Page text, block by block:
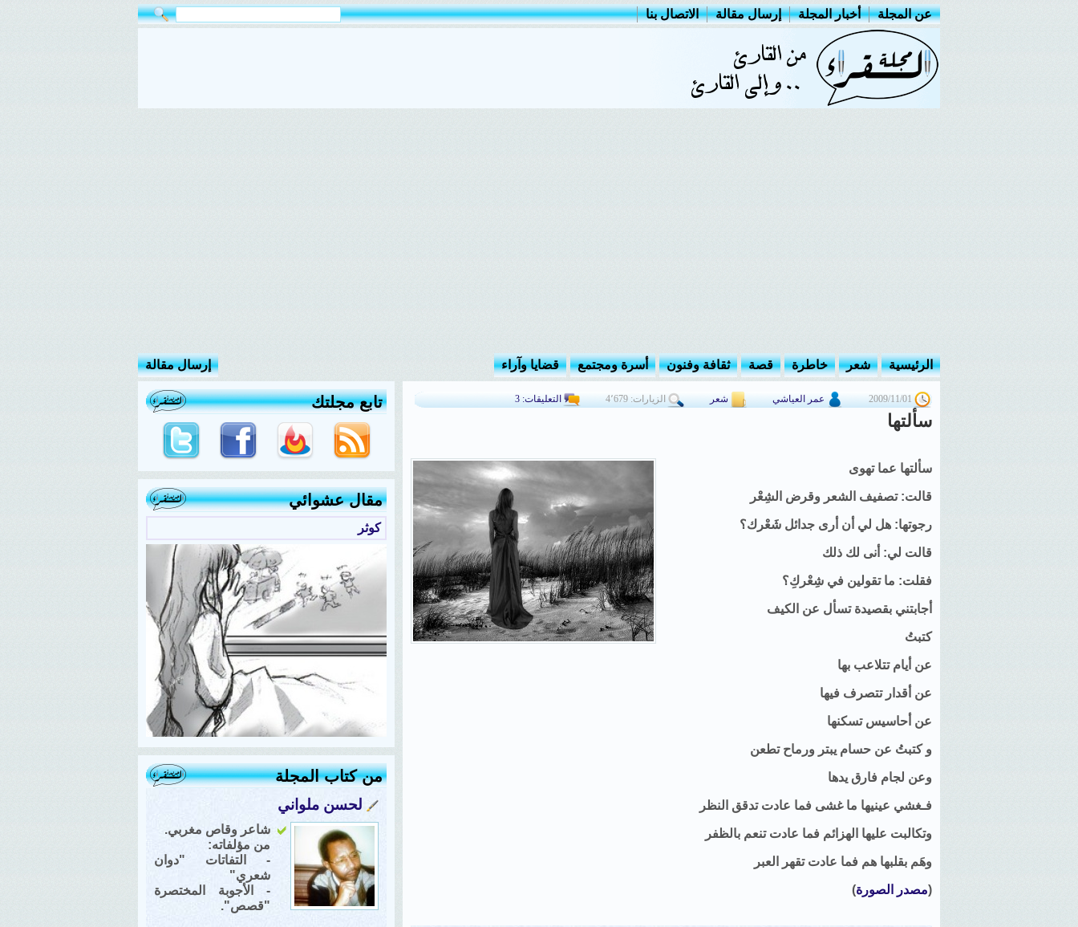
عن المجلة أخبار المجلة إرسال مقالة الاتصال بنا
الرئيسية شعر خاطرة قصة ثقافة وفنون أسرة ومجتمع قضايا وآراء إرسال مقالة
2009/11/01 عمر العياشي شعر الزيارات: 4٬679 التعليقات: 3
سألتها
سألتها عما تهوى
قالت: تصفيف الشعر وقرض الشِعْر
رجوتها: هل لي أن أرى جدائل شَعْرك؟
قالت لي: أنى لك ذلك
فقلت: ما تقولين في شِعْركِ؟
أجابتني بقصيدة تسأل عن الكيف
كتبتُ
عن أيام تتلاعب بها
عن أقدار تتصرف فيها
عن أحاسيس تسكنها
و كتبتُ عن حسام يبتر ورماح تطعن
وعن لجام فارق يدها
فـغشي عينيها ما غشى فما عادت تدقق النظر
وتكالبت عليها الهزائم فما عادت تنعم بالظفر
وهَم بقلبها هم فما عادت تقهر العبر
(مصدر الصورة)
تابع مجلتك
مقال عشوائي
كوثر
من كتاب المجلة
لحسن ملواني
شاعر وقاص مغربي.
من مؤلفاته:
- التفاتات "دوان
شعري"
- الأجوبة المختصرة
"قصص".